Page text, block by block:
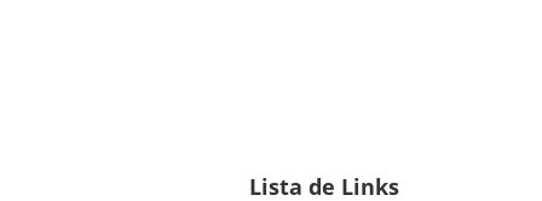
Lista de Links